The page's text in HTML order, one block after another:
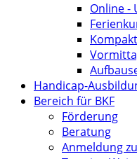
Online -
Handicap-
Bereich für BKF
Förderung
Beratung
Anmeldung